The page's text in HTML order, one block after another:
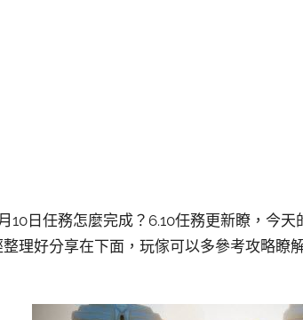
10日任務怎麼完成？6.10任務更新瞭，今
理好分享在下面，玩傢可以多參考攻略瞭